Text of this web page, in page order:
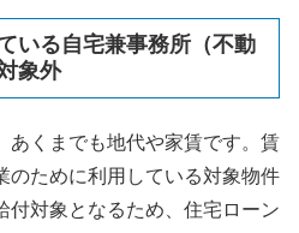
いる自宅兼事務所（不動
象外
あくまでも地代や家賃です。賃
のために利用している対象物件
付対象となるため、住宅ローン